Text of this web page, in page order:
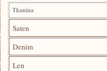
Tkanina
Saten
Denim
Len